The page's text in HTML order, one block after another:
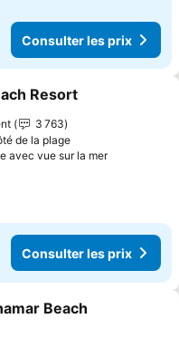
Consulter les prix
à mes favoris
Resort
3 763
de la plage
avec vue sur la mer
Consulter les prix
à mes favoris
Beach